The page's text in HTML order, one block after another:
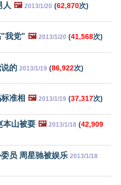
人 🖼️ 2013/1/20 (62,870次)
"我党" 🖼️ 2013/1/20 (41,568次)
的 2013/1/19 (86,922次)
准相 🖼️ 2013/1/19 (37,317次)
本山被耍 🖼️ 2013/1/18 (42,909
员 周星驰被娱乐 2013/1/18